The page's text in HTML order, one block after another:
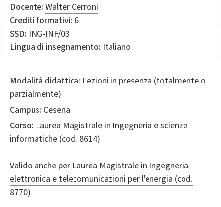
Docente: Walter Cerroni
Crediti formativi: 6
SSD: ING-INF/03
Lingua di insegnamento: Italiano
Modalità didattica: Lezioni in presenza (totalmente o
parzialmente)
Campus: Cesena
Corso: Laurea Magistrale in Ingegneria e scienze
informatiche (cod. 8614)
Valido anche per Laurea Magistrale in Ingegneria
elettronica e telecomunicazioni per l'energia (cod.
8770)